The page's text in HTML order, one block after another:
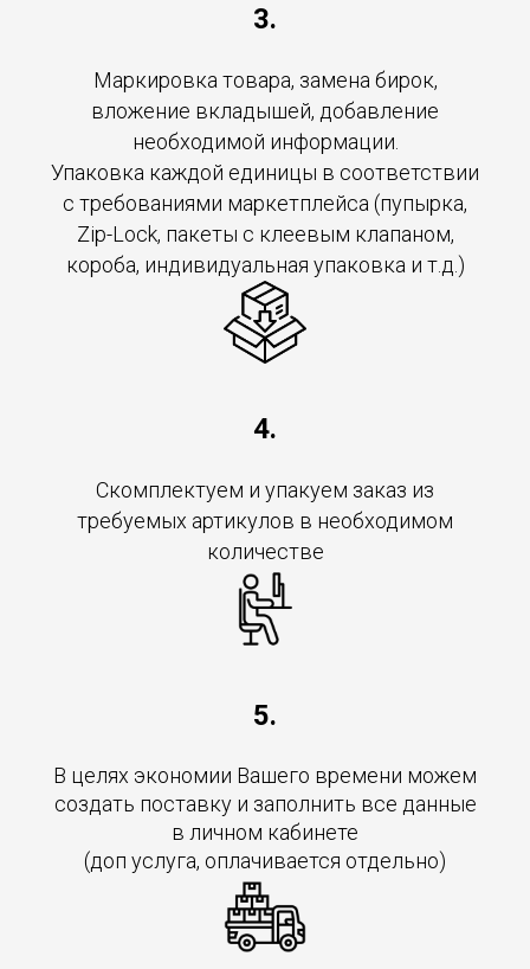
3.
Маркировка товара, замена бирок,
вложение вкладышей, добавление
необходимой информации.
Упаковка каждой единицы в соответствии
с требованиями маркетплейса (пупырка,
Zip-Lock, пакеты с клеевым клапаном,
короба, индивидуальная упаковка и т.д.)
4.
Скомплектуем и упакуем заказ из
требуемых артикулов в необходимом
количестве
5.
В целях экономии Вашего времени можем
создать поставку и заполнить все данные
в личном кабинете
(доп услуга, оплачивается отдельно)